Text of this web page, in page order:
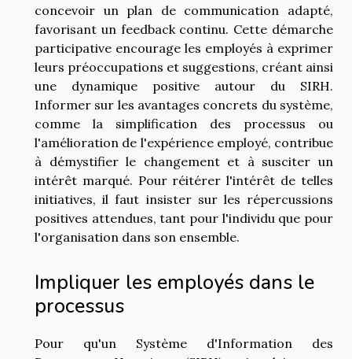
concevoir un plan de communication adapté,
favorisant un feedback continu. Cette démarche
participative encourage les employés à exprimer
leurs préoccupations et suggestions, créant ainsi
une dynamique positive autour du SIRH.
Informer sur les avantages concrets du système,
comme la simplification des processus ou
l'amélioration de l'expérience employé, contribue
à démystifier le changement et à susciter un
intérêt marqué. Pour réitérer l'intérêt de telles
initiatives, il faut insister sur les répercussions
positives attendues, tant pour l'individu que pour
l'organisation dans son ensemble.
Impliquer les employés dans le
processus
Pour qu'un Système d'Information des